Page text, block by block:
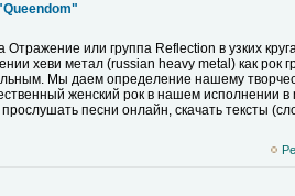
или группа Reflection в узких
хеви метал (russian heavy metal) как
Мы даем определение нашему
женский рок в нашем
песни онлайн, скачать тексты